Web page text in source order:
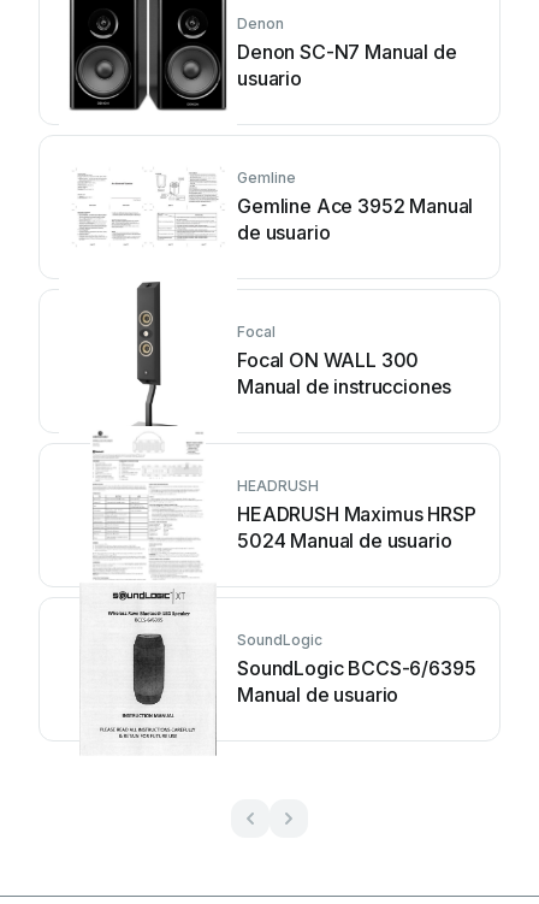
Denon
Denon SC-N7 Manual de
usuario
Gemline
Gemline Ace 3952 Manual
de usuario
Focal
Focal ON WALL 300
Manual de instrucciones
HEADRUSH
HEADRUSH Maximus HRSP
5024 Manual de usuario
SoundLogic
SoundLogic BCCS-6/6395
Manual de usuario